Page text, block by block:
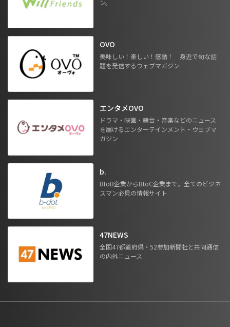
ン。
OVO
美味しい！楽しい！感動！ 身近で旬な話
題を発信するウェブマガジン
エンタメOVO
ドラマ・映画・舞台・音楽などのニュース
を届けるエンターテインメント・ウェブマ
ガジン
b.
BtoB企業からBtoC企業まで。全てのビジネ
スマン必見の情報サイト
47NEWS
全国47都道府県・52参加新聞社と共同通信
の内外ニュース